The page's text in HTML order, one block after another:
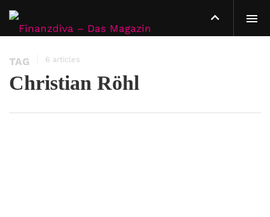
TAG 6 articles
Christian Röhl